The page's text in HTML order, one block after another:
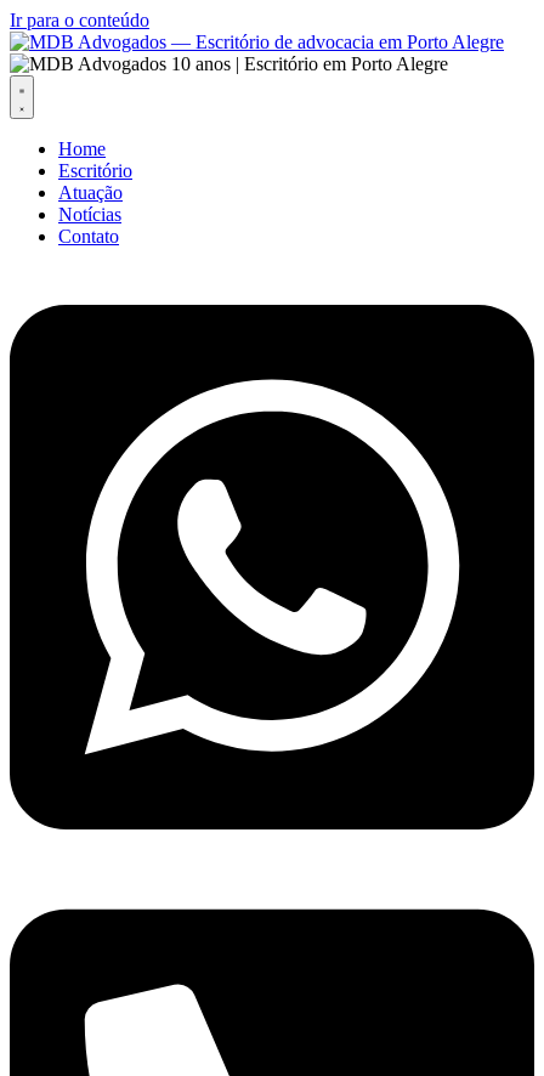
Ir para o conteúdo
Home
Escritório
Atuação
Notícias
Contato